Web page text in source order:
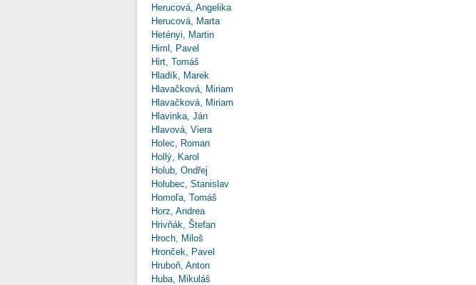
Herucová, Angelika
Herucová, Marta
Hetényi, Martin
Himl, Pavel
Hirt, Tomáš
Hladík, Marek
Hlavačková, Miriam
Hlavačková, Miriam
Hlavinka, Ján
Hlavová, Viera
Holec, Roman
Hollý, Karol
Holub, Ondřej
Holubec, Stanislav
Homoľa, Tomáš
Horz, Andrea
Hrivňák, Štefan
Hroch, Miloš
Hronček, Pavel
Hruboň, Anton
Huba, Mikuláš